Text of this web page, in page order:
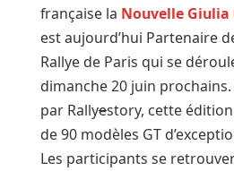
française la Nouvelle Giulia
est aujourd’hui Partenaire
Rallye de Paris qui se
dimanche 20 juin
par Rallyestory, cette
de 90 modèles GT
Les participants se